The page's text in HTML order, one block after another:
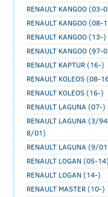
RENAULT KANGOO (03-
RENAULT KANGOO (08-
RENAULT KANGOO (13-)
RENAULT KANGOO (97-
RENAULT KAPTUR (16-)
RENAULT KOLEOS (08-
RENAULT KOLEOS (16-)
RENAULT LAGUNA (07-)
RENAULT LAGUNA (3/
8/01)
RENAULT LAGUNA (9/
RENAULT LOGAN (05-14)
RENAULT LOGAN (14-)
RENAULT MASTER (10-)